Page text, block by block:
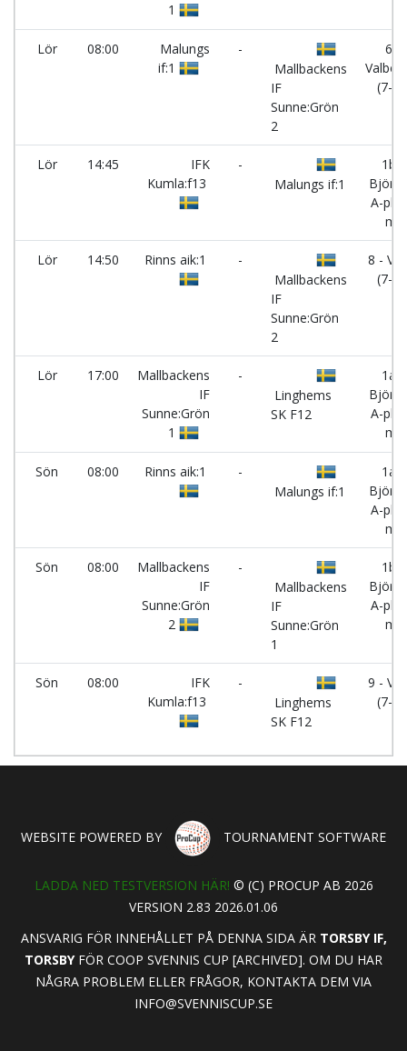
1
Lör 08:00
Malungs
if:1
-
Mallbackens
IF
Sunne:Grön
2
6 -
(7-
Lör 14:45
IFK
Kumla:f13
-
Malungs if:1
1b -
A-pl.
m)
Lör 14:50 Rinns aik:1
-
Mallbackens
IF
Sunne:Grön
2
8 -
(7-
Lör 17:00
Mallbackens
IF
Sunne:Grön
1
-
Linghems
SK F12
1a -
A-pl.
m)
Sön 08:00 Rinns aik:1
-
Malungs if:1
1a -
A-pl.
m)
Sön 08:00
Mallbackens
IF
Sunne:Grön
2
-
Mallbackens
IF
Sunne:Grön
1
1b -
A-pl.
m)
Sön 08:00
IFK
Kumla:f13
-
Linghems
SK F12
9 -
(7-
WEBSITE POWERED BY TOURNAMENT SOFTWARE
LADDA NED TESTVERSION HÄR! © (C) PROCUP AB 2026
VERSION 2.83 2026.01.06
ANSVARIG FÖR INNEHÅLLET PÅ DENNA SIDA ÄR TORSBY IF,
TORSBYFÖR COOP SVENNIS CUP [ARCHIVED]. OM DU HAR
NÅGRA PROBLEM ELLER FRÅGOR, KONTAKTA DEM VIA
INFO@SVENNISCUP.SE